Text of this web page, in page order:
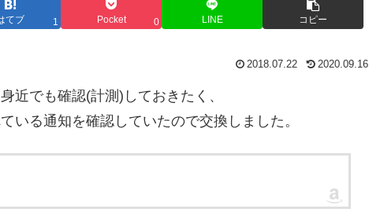
てブ 1 Pocket 0 LINE コピー
2018.07.22 2020.09.16
近でも確認(計測)しておきたく、
いる通知を確認していたので交換しました。